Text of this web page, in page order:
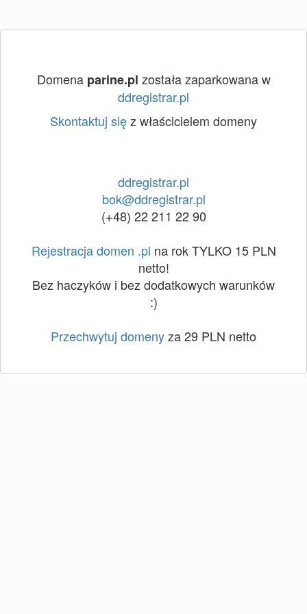
Domena parine.pl została zaparkowana w
ddregistrar.pl
Skontaktuj sięz właścicielem domeny
ddregistrar.pl
bok@ddregistrar.pl
(+48) 22 211 22 90
Rejestracja domen .pl na rok TYLKO 15 PLN
netto!
Bez haczyków i bez dodatkowych warunków
:)
Przechwytuj domenyza 29 PLN netto